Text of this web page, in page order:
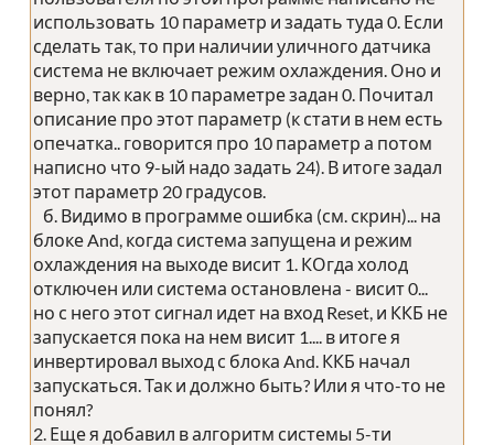
использовать 10 параметр и задать туда 0. Если
сделать так, то при наличии уличного датчика
система не включает режим охлаждения. Оно и
верно, так как в 10 параметре задан 0. Почитал
описание про этот параметр (к стати в нем есть
опечатка.. говорится про 10 параметр а потом
написно что 9-ый надо задать 24). В итоге задал
этот параметр 20 градусов.
б. Видимо в программе ошибка (см. скрин)... на
блоке And, когда система запущена и режим
охлаждения на выходе висит 1. КОгда холод
отключен или система остановлена - висит 0...
но с него этот сигнал идет на вход Reset, и ККБ не
запускается пока на нем висит 1.... в итоге я
инвертировал выход с блока And. ККБ начал
запускаться. Так и должно быть? Или я что-то не
понял?
2. Еще я добавил в алгоритм системы 5-ти